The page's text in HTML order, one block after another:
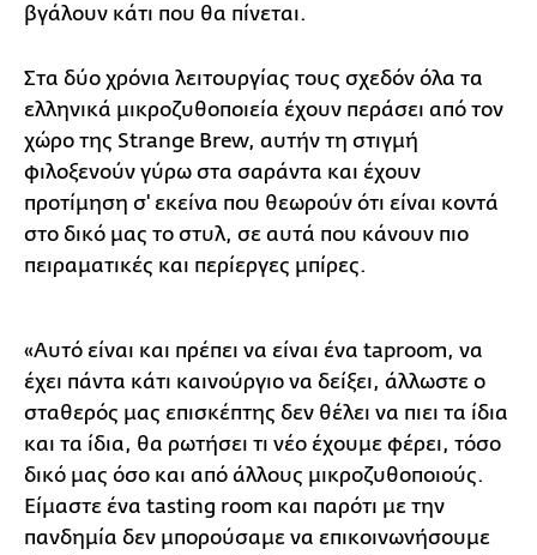
βγάλουν κάτι που θα πίνεται.
Στα δύο χρόνια λειτουργίας τους σχεδόν όλα τα
ελληνικά μικροζυθοποιεία έχουν περάσει από τον
χώρο της Strange Brew, αυτήν τη στιγμή
φιλοξενούν γύρω στα σαράντα και έχουν
προτίμηση σ' εκείνα που θεωρούν ότι είναι κοντά
στο δικό μας το στυλ, σε αυτά που κάνουν πιο
πειραματικές και περίεργες μπίρες.
«Αυτό είναι και πρέπει να είναι ένα taproom, να
έχει πάντα κάτι καινούργιο να δείξει, άλλωστε ο
σταθερός μας επισκέπτης δεν θέλει να πιει τα ίδια
και τα ίδια, θα ρωτήσει τι νέο έχουμε φέρει, τόσο
δικό μας όσο και από άλλους μικροζυθοποιούς.
Είμαστε ένα tasting room και παρότι με την
πανδημία δεν μπορούσαμε να επικοινωνήσουμε